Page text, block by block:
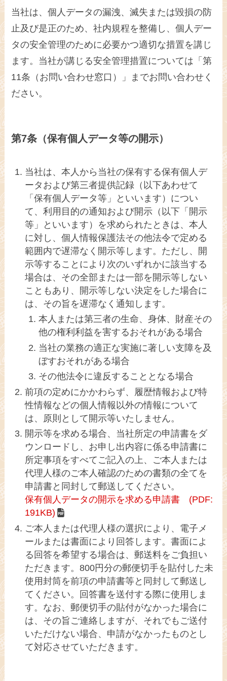
当社は、個人データの漏洩、滅失または毀損の防
止及び是正のため、社内規程を整備し、個人デー
タの安全管理のために必要かつ適切な措置を講じ
ます。当社が講じる安全管理措置については「第
11条（お問い合わせ窓口）」までお問い合わせく
ださい。
第7条（保有個人データ等の開示）
当社は、本人から当社の保有する保有個人デ
ータおよび第三者提供記録（以下あわせて
「保有個人データ等」といいます）につい
て、利用目的の通知および開示（以下「開示
等」といいます）を求められたときは、本人
に対し、個人情報保護法その他法令で定める
範囲内で遅滞なく開示等します。ただし、開
示等することにより次のいずれかに該当する
場合は、その全部または一部を開示等しない
こともあり、開示等しない決定をした場合に
は、その旨を遅滞なく通知します。
本人または第三者の生命、身体、財産その
他の権利利益を害するおそれがある場合
当社の業務の適正な実施に著しい支障を及
ぼすおそれがある場合
その他法令に違反することとなる場合
前項の定めにかかわらず、履歴情報および特
性情報などの個人情報以外の情報について
は、原則として開示等いたしません。
開示等を求める場合、当社所定の申請書をダ
ウンロードし、お申し出内容に係る申請書に
所定事項をすべてご記入の上、ご本人または
代理人様のご本人確認のための書類の全てを
申請書と同封して郵送してください。
保有個人データの開示を求める申請書 (PDF:
191KB)
ご本人または代理人様の選択により、電子メ
ールまたは書面により回答します。書面によ
る回答を希望する場合は、郵送料をご負担い
ただきます。800円分の郵便切手を貼付した未
使用封筒を前項の申請書等と同封して郵送し
てください。回答書を送付する際に使用しま
す。なお、郵便切手の貼付がなかった場合に
は、その旨ご連絡しますが、それでもご送付
いただけない場合、申請がなかったものとし
て対応させていただきます。